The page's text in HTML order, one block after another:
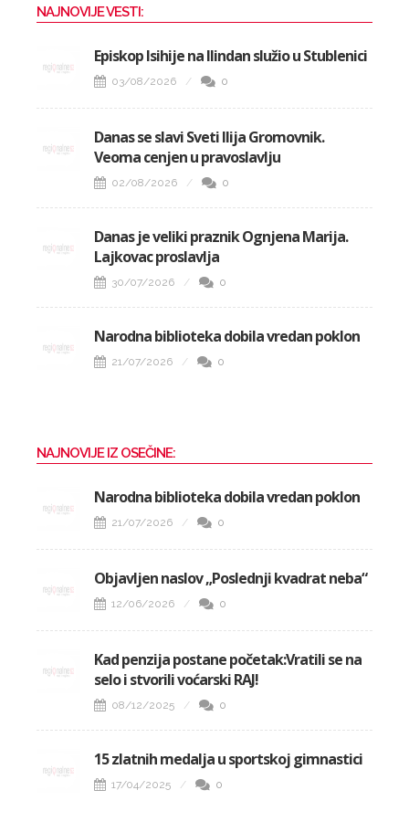
NAJNOVIJE VESTI:
Episkop Isihije na Ilindan služio u Stublenici
03/08/2026 0
Danas se slavi Sveti Ilija Gromovnik.
Veoma cenjen u pravoslavlju
02/08/2026 0
Danas je veliki praznik Ognjena Marija.
Lajkovac proslavlja
30/07/2026 0
Narodna biblioteka dobila vredan poklon
21/07/2026 0
NAJNOVIJE IZ OSEČINE:
Narodna biblioteka dobila vredan poklon
21/07/2026 0
Objavljen naslov „Poslednji kvadrat neba“
12/06/2026 0
Kad penzija postane početak:Vratili se na
selo i stvorili voćarski RAJ!
08/12/2025 0
15 zlatnih medalja u sportskoj gimnastici
17/04/2025 0